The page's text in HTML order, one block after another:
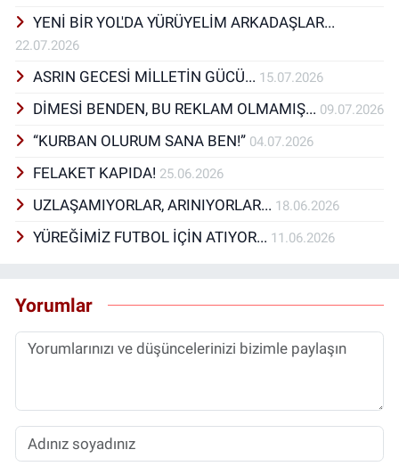
YENİ BİR YOL'DA YÜRÜYELİM ARKADAŞLAR...
22.07.2026
ASRIN GECESİ MİLLETİN GÜCÜ... 15.07.2026
DİMESİ BENDEN, BU REKLAM OLMAMIŞ... 09.07.2026
“KURBAN OLURUM SANA BEN!” 04.07.2026
FELAKET KAPIDA! 25.06.2026
UZLAŞAMIYORLAR, ARINIYORLAR... 18.06.2026
YÜREĞİMİZ FUTBOL İÇİN ATIYOR... 11.06.2026
Yorumlar